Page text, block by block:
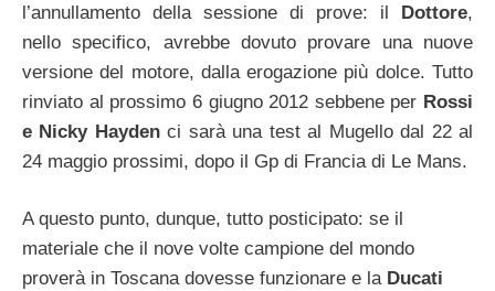
l’annullamento della sessione di prove: il Dottore,
nello specifico, avrebbe dovuto provare una nuove
versione del motore, dalla erogazione più dolce. Tutto
rinviato al prossimo 6 giugno 2012 sebbene per Rossi
e Nicky Haydenci sarà una test al Mugello dal 22 al
24 maggio prossimi, dopo il Gp di Francia di Le Mans.
A questo punto, dunque, tutto posticipato: se il
materiale che il nove volte campione del mondo
proverà in Toscana dovesse funzionare e la Ducati